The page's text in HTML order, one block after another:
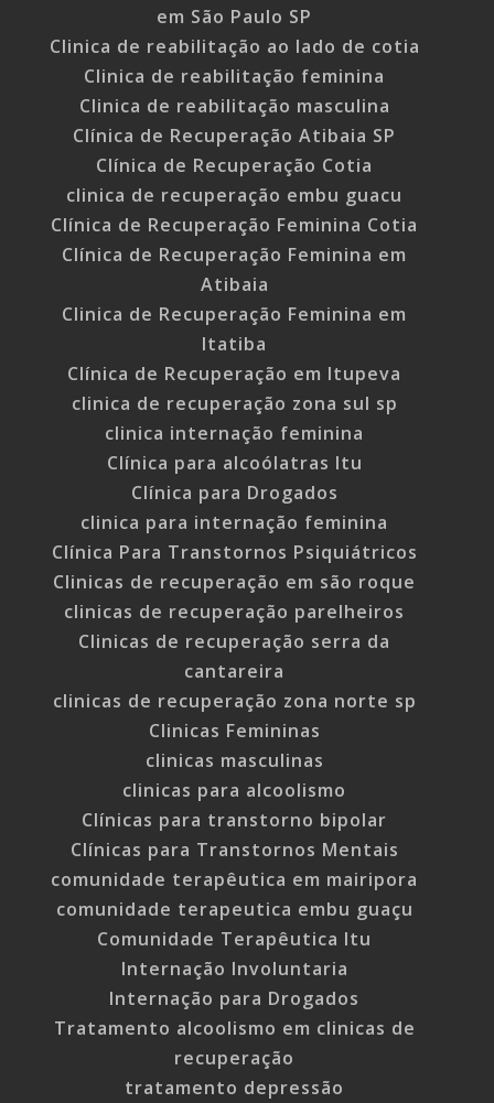
em São Paulo SP
Clinica de reabilitação ao lado de cotia
Clinica de reabilitação feminina
Clinica de reabilitação masculina
Clínica de Recuperação Atibaia SP
Clínica de Recuperação Cotia
clinica de recuperação embu guacu
Clínica de Recuperação Feminina Cotia
Clínica de Recuperação Feminina em
Atibaia
Clinica de Recuperação Feminina em
Itatiba
Clínica de Recuperação em Itupeva
clinica de recuperação zona sul sp
clinica internação feminina
Clínica para alcoólatras Itu
Clínica para Drogados
clinica para internação feminina
Clínica Para Transtornos Psiquiátricos
Clinicas de recuperação em são roque
clinicas de recuperação parelheiros
Clinicas de recuperação serra da
cantareira
clinicas de recuperação zona norte sp
Clinicas Femininas
clinicas masculinas
clinicas para alcoolismo
Clínicas para transtorno bipolar
Clínicas para Transtornos Mentais
comunidade terapêutica em mairipora
comunidade terapeutica embu guaçu
Comunidade Terapêutica Itu
Internação Involuntaria
Internação para Drogados
Tratamento alcoolismo em clinicas de
recuperação
tratamento depressão